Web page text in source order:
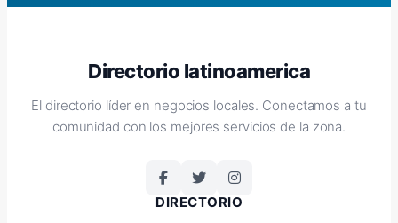
Directorio latinoamerica
El directorio líder en negocios locales. Conectamos a tu
comunidad con los mejores servicios de la zona.
DIRECTORIO